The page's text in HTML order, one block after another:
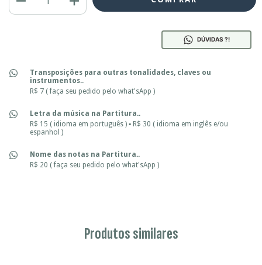
DÚVIDAS ?!
Transposições para outras tonalidades, claves ou
instrumentos..
R$ 7 ( faça seu pedido pelo what'sApp )
Letra da música na Partitura..
R$ 15 ( idioma em português ) ▪ R$ 30 ( idioma em inglês e/ou
espanhol )
Nome das notas na Partitura..
R$ 20 ( faça seu pedido pelo what'sApp )
Produtos similares